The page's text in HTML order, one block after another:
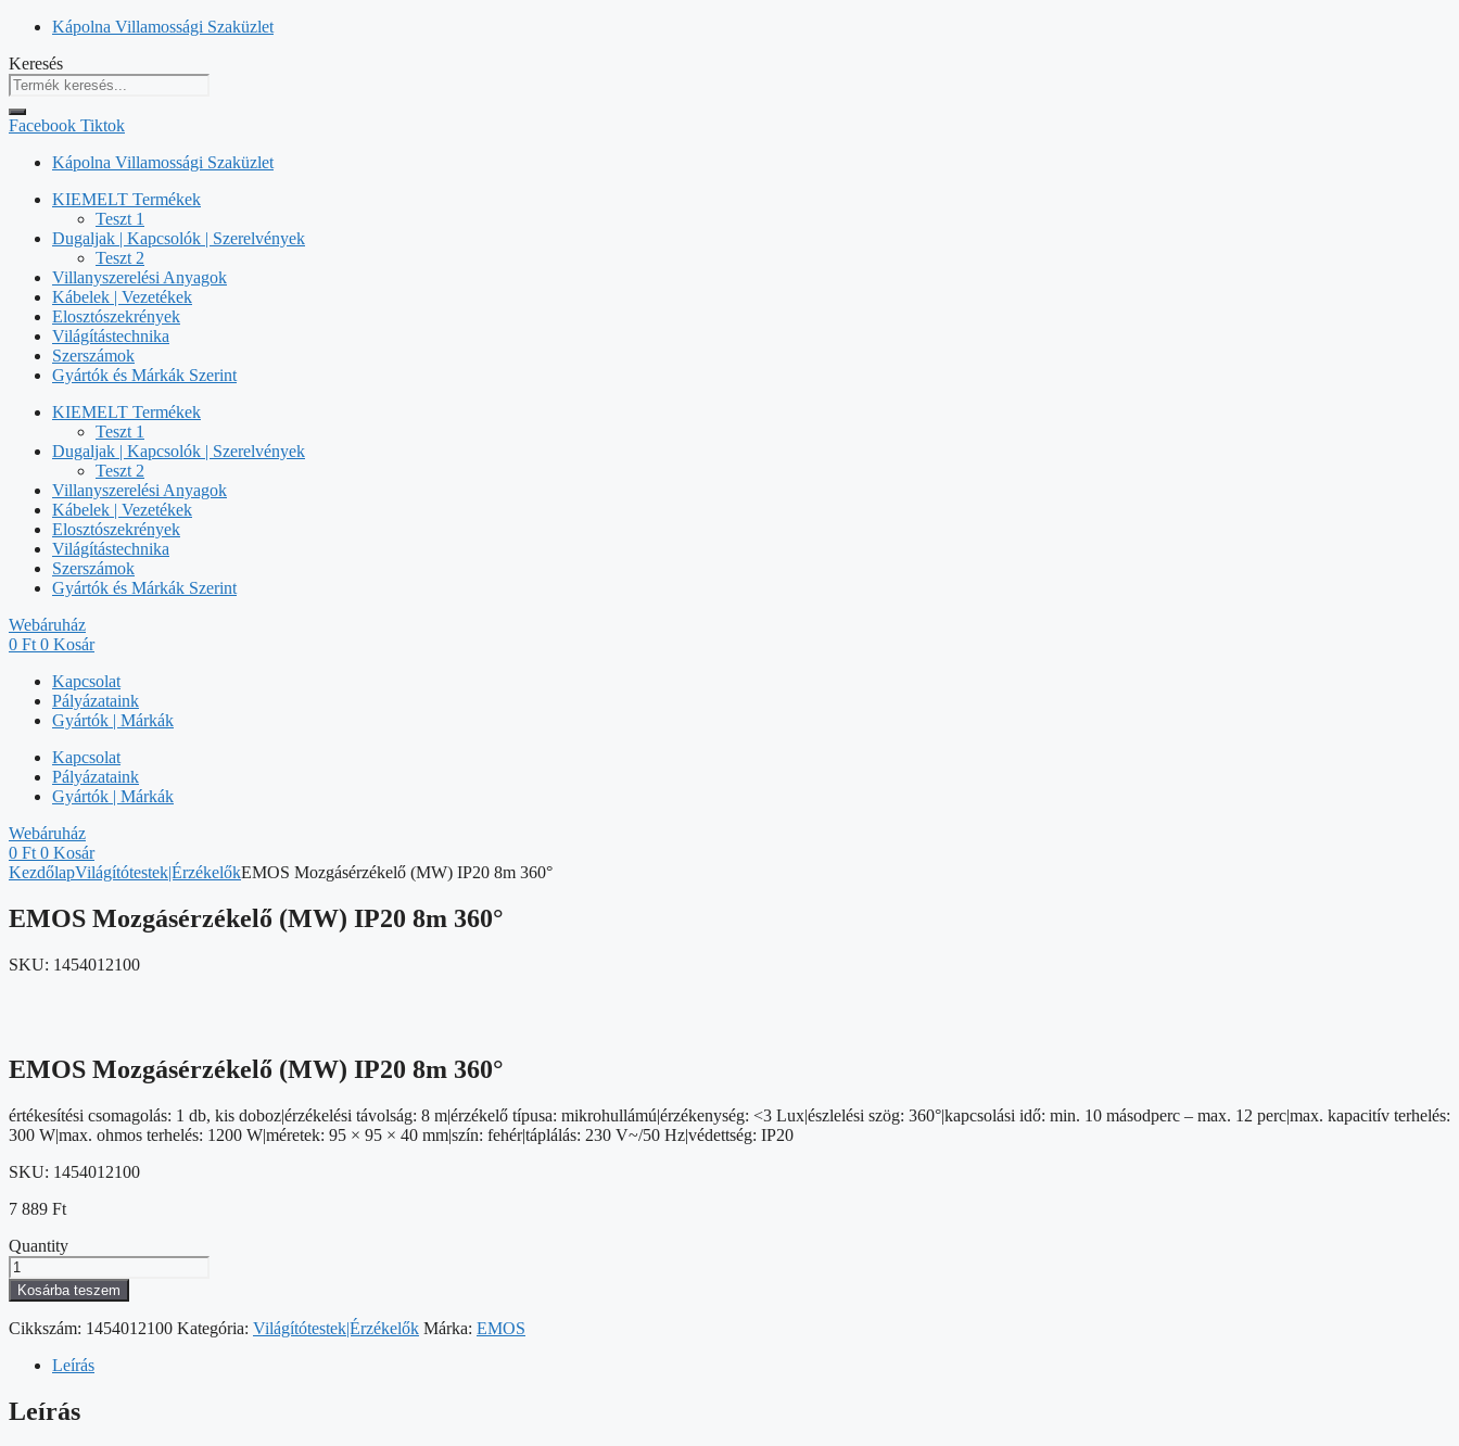
Kilépés
tartalomba
Kápolna Villamossági Szaküzlet
Keresés
Facebook Tiktok
Kápolna Villamossági Szaküzlet
KIEMELT Termékek
Teszt 1
Dugaljak | Kapcsolók | Szerelvények
Teszt 2
Villanyszerelési Anyagok
Kábelek | Vezetékek
Elosztószekrények
Világítástechnika
Szerszámok
Gyártók és Márkák Szerint
KIEMELT Termékek
Teszt 1
Dugaljak | Kapcsolók | Szerelvények
Teszt 2
Villanyszerelési Anyagok
Kábelek | Vezetékek
Elosztószekrények
Világítástechnika
Szerszámok
Gyártók és Márkák Szerint
Webáruház
0 Ft 0 Kosár
Kapcsolat
Pályázataink
Gyártók | Márkák
Kapcsolat
Pályázataink
Gyártók | Márkák
Webáruház
0 Ft 0 Kosár
KezdőlapVilágítótestek|ÉrzékelőkEMOS Mozgásérzékelő (MW) IP20 8m 360°
EMOS Mozgásérzékelő (MW) IP20 8m 360°
SKU: 1454012100
EMOS Mozgásérzékelő (MW) IP20 8m 360°
értékesítési csomagolás: 1 db, kis doboz|érzékelési távolság: 8 m|érzékelő típusa: mikrohullámú|érzékenység: <3 Lux|észlelési szög: 360°|kapcsolási idő: min. 10 másodperc – max. 12 perc|max. kapacitív terhelés:
300 W|max. ohmos terhelés: 1200 W|méretek: 95 × 95 × 40 mm|szín: fehér|táplálás: 230 V~/50 Hz|védettség: IP20
SKU: 1454012100
7 889 Ft
Quantity
EMOS
Mozgásérzékelő
(MW)
IP20
360°
Kosárba teszem
Cikkszám: 1454012100 Kategória: Világítótestek|Érzékelők Márka: EMOS
Leírás
Leírás